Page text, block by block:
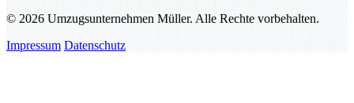
© 2026 Umzugsunternehmen Müller. Alle Rechte vorbehalten.
Impressum Datenschutz